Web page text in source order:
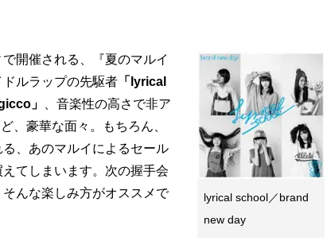
lyrical school／brand
new day
開催される、『夏のマルイ
ルラップの先駆者「lyrical
」
、音楽性の高さで非ア
、豪華な面々。もちろん、
、あのマルイによるセール
てしまいます。次の握手会
んな楽しみ方がオススメで